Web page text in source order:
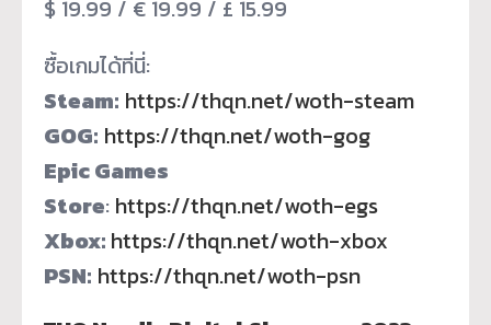
$ 19.99 / € 19.99 / £ 15.99
ซื้อเกมได้ที่นี่:
Steam: https://thqn.net/woth-steam
GOG: https://thqn.net/woth-gog
Epic Games
Store: https://thqn.net/woth-egs
Xbox: https://thqn.net/woth-xbox
PSN: https://thqn.net/woth-psn